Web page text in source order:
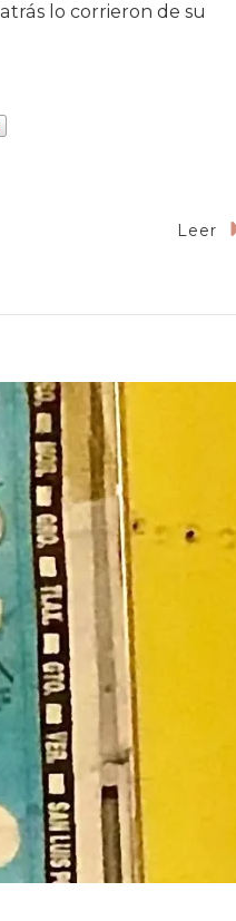
lo corrieron de su
Leer